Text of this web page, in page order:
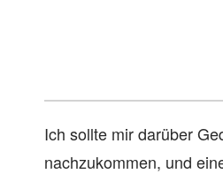
Ich sollte mir darüber
nachzukommen, und